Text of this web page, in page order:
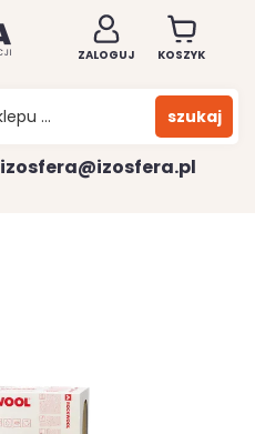
ZALOGUJ KOSZYK
szukaj
izosfera@izosfera.pl